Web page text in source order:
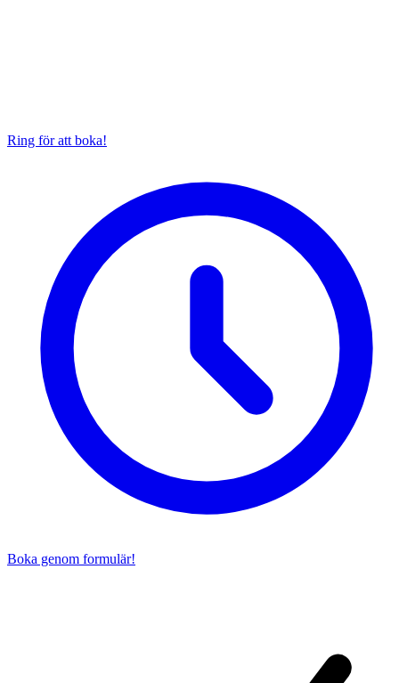
Ring för att boka!
Boka genom formulär!